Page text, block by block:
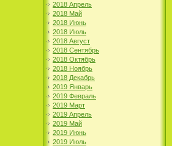
2018 Апрель
2018 Май
2018 Июнь
2018 Июль
2018 Август
2018 Сентябрь
2018 Октябрь
2018 Ноябрь
2018 Декабрь
2019 Январь
2019 Февраль
2019 Март
2019 Апрель
2019 Май
2019 Июнь
2019 Июль